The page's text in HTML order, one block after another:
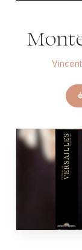
Play
Video